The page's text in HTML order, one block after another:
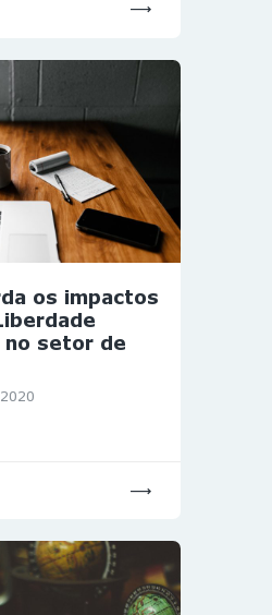
os impactos
no setor de